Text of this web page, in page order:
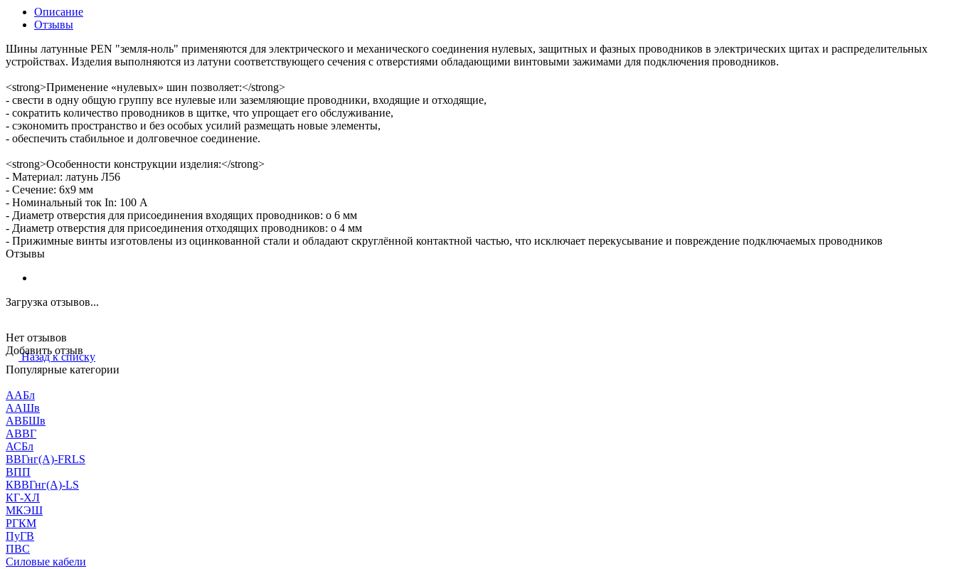
Описание
Отзывы
Шины латунные PEN "земля-ноль" применяются для электрического и механического соединения нулевых, защитных и фазных проводников в электрических щитах и распределительных
устройствах. Изделия выполняются из латуни соответствующего сечения с отверстиями обладающими винтовыми зажимами для подключения проводников.
<strong>Применение «нулевых» шин позволяет:</strong>
- свести в одну общую группу все нулевые или заземляющие проводники, входящие и отходящие,
- сократить количество проводников в щитке, что упрощает его обслуживание,
- сэкономить пространство и без особых усилий размещать новые элементы,
- обеспечить стабильное и долговечное соединение.
<strong>Особенности конструкции изделия:</strong>
- Материал: латунь Л56
- Сечение: 6х9 мм
- Номинальный ток In: 100 А
- Диаметр отверстия для присоединения входящих проводников: o 6 мм
- Диаметр отверстия для присоединения отходящих проводников: o 4 мм
- Прижимные винты изготовлены из оцинкованной стали и обладают скруглённой контактной частью, что исключает перекусывание и повреждение подключаемых проводников
Отзывы
Загрузка отзывов...
Нет отзывов
Добавить отзыв
Назад к списку
Популярные категории
ААБл
ААШв
АВБШв
АВВГ
АСБл
ВВГнг(А)-FRLS
ВПП
КВВГнг(А)-LS
КГ-ХЛ
МКЭШ
РГКМ
ПуГВ
ПВС
Силовые кабели